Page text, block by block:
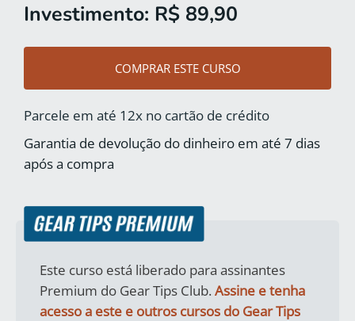
Investimento: R$ 89,90
COMPRAR ESTE CURSO
Parcele em até 12x no cartão de crédito
Garantia de devolução do dinheiro em até 7 dias
após a compra
Este curso está liberado para assinantes
Premium do Gear Tips Club. Assine e tenha
acesso a este e outros cursos do Gear Tips